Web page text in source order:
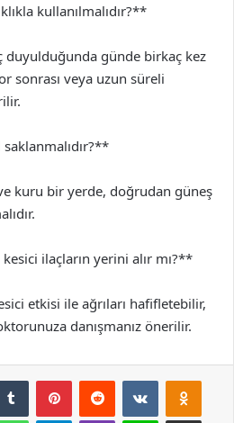
kullanılmalıdır?**
duyulduğunda günde birkaç kez
sonrası veya uzun süreli
kuru bir yerde, doğrudan güneş
ilaçların yerini alır mı?**
etkisi ile ağrıları hafifletebilir,
danışmanız önerilir.
Tumblr PinterestReddit VKontakte
WhatsAppTelegramViber Line E-Posta ile